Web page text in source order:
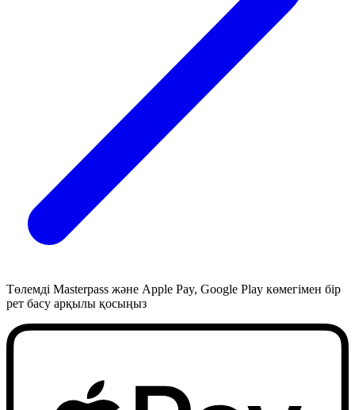
Төлемді Masterpass және Apple Pay, Google Play көмегімен бір
рет басу арқылы қосыңыз